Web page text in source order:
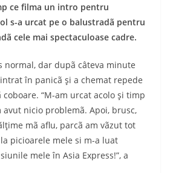
ce filma un intro pentru
s-a urcat pe o balustradã pentru
cele mai spectaculoase cadre.
normal, dar dupã câteva minute
în panicã şi a chemat repede
“M-am urcat acolo şi timp
nicio problemã. Apoi, brusc,
mã aflu, parcã am vãzut tot
picioarele mele si m-a luat
mele în Asia Express!”, a